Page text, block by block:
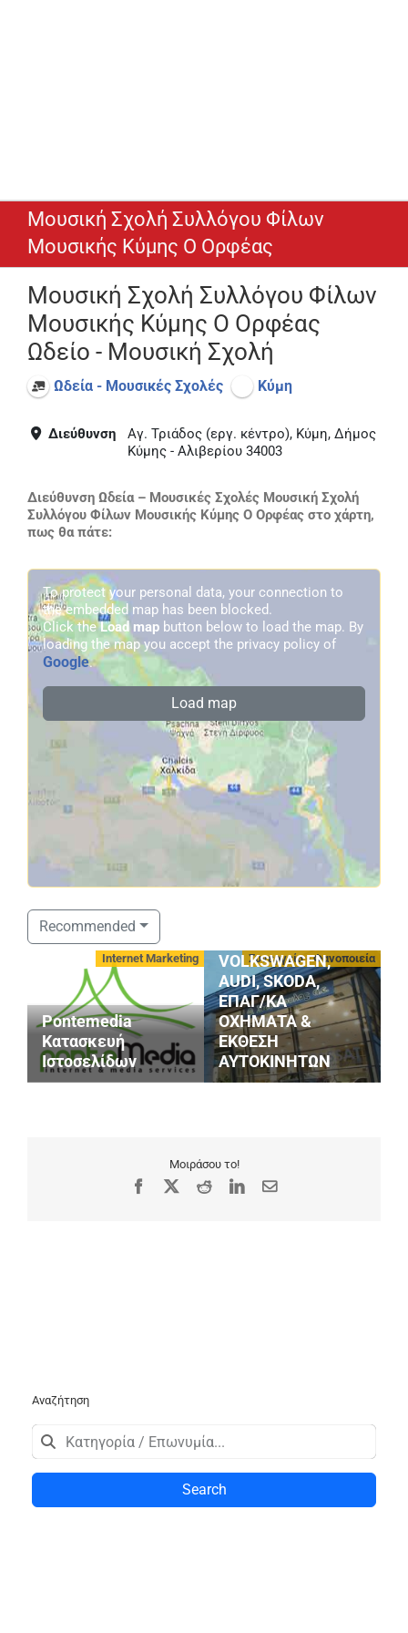
Μουσική Σχολή Συλλόγου Φίλων
Μουσικής Κύμης Ο Ορφέας
Μουσική Σχολή Συλλόγου Φίλων
Μουσικής Κύμης Ο Ορφέας
Ωδείο - Μουσική Σχολή
Ωδεία - Μουσικές Σχολές Κύμη
Διεύθυνση
Αγ. Τριάδος (εργ. κέντρο), Κύμη, Δήμος
Κύμης - Αλιβερίου 34003
Διεύθυνση Ωδεία – Μουσικές Σχολές Μουσική Σχολή
Συλλόγου Φίλων Μουσικής Κύμης Ο Ορφέας στο χάρτη,
πως θα πάτε:
To protect your personal data, your connection to
the embedded map has been blocked.
Click theLoad map button below to load the map. By
loading the map you accept the privacy policy of
Google.
Load map
Recommended
Internet Marketing
Pontemedia
Κατασκευή
Ιστοσελίδων
Συνεργεία - Φανοποιεία
VOLKSWAGEN,
AUDI, SKODA,
ΕΠΑΓ/ΚΑ
ΟΧΗΜΑΤΑ &
ΕΚΘΕΣΗ
ΑΥΤΟΚΙΝΗΤΩΝ
Μοιράσου το!
Facebook RedditLinkedIn
Email
Αναζήτηση
Search